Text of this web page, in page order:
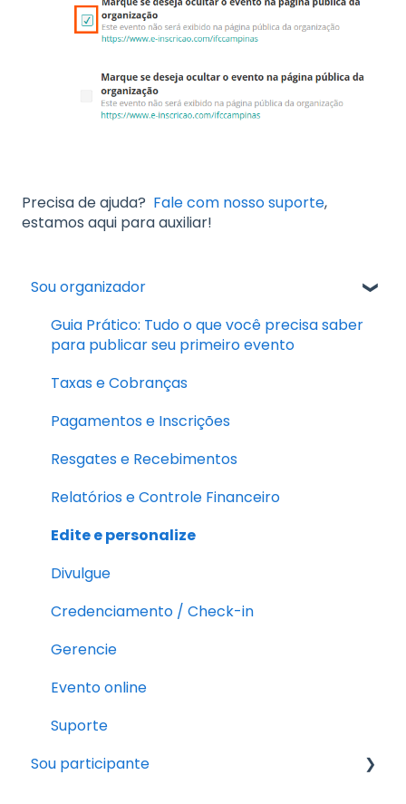
Precisa de ajuda? Fale com nosso suporte,
estamos aqui para auxiliar!
Sou organizador
Guia Prático: Tudo o que você precisa saber
para publicar seu primeiro evento
Taxas e Cobranças
Pagamentos e Inscrições
Resgates e Recebimentos
Relatórios e Controle Financeiro
Edite e personalize
Divulgue
Credenciamento / Check-in
Gerencie
Evento online
Suporte
Sou participante